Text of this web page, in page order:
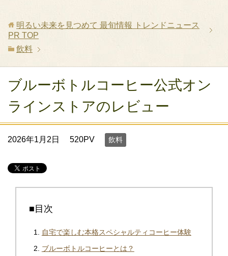
明るい未来を見つめて 最旬情報 トレンドニュース
PR TOP
飲料
ブルーボトルコーヒー公式オン
ラインストアのレビュー
2026年1月2日 520PV 飲料
■目次
自宅で楽しむ本格スペシャルティコーヒー体験
ブルーボトルコーヒーとは？